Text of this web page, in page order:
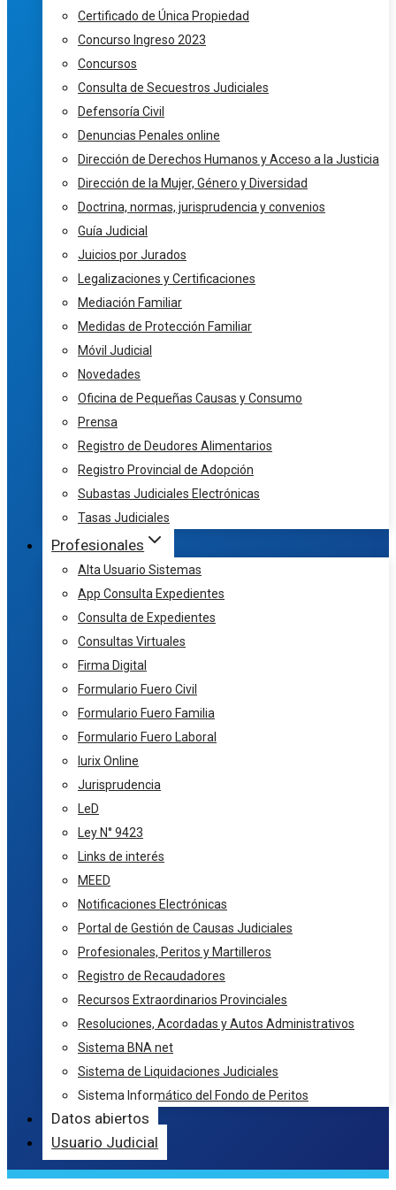
Certificado de Única Propiedad
Concurso Ingreso 2023
Concursos
Consulta de Secuestros Judiciales
Defensoría Civil
Denuncias Penales online
Dirección de Derechos Humanos y Acceso a la Justicia
Dirección de la Mujer, Género y Diversidad
Doctrina, normas, jurisprudencia y convenios
Guía Judicial
Juicios por Jurados
Legalizaciones y Certificaciones
Mediación Familiar
Medidas de Protección Familiar
Móvil Judicial
Novedades
Oficina de Pequeñas Causas y Consumo
Prensa
Registro de Deudores Alimentarios
Registro Provincial de Adopción
Subastas Judiciales Electrónicas
Tasas Judiciales
Profesionales
Alta Usuario Sistemas
App Consulta Expedientes
Consulta de Expedientes
Consultas Virtuales
Firma Digital
Formulario Fuero Civil
Formulario Fuero Familia
Formulario Fuero Laboral
Iurix Online
Jurisprudencia
LeD
Ley N° 9423
Links de interés
MEED
Notificaciones Electrónicas
Portal de Gestión de Causas Judiciales
Profesionales, Peritos y Martilleros
Registro de Recaudadores
Recursos Extraordinarios Provinciales
Resoluciones, Acordadas y Autos Administrativos
Sistema BNA net
Sistema de Liquidaciones Judiciales
Sistema Informático del Fondo de Peritos
Datos abiertos
Usuario Judicial